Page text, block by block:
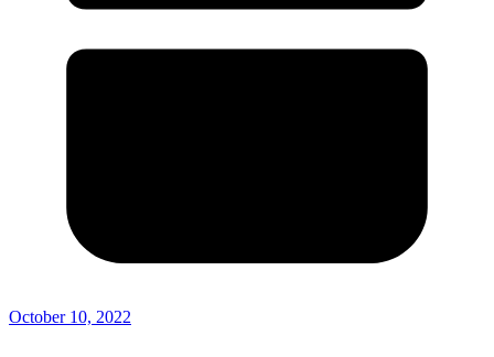
October 10, 2022